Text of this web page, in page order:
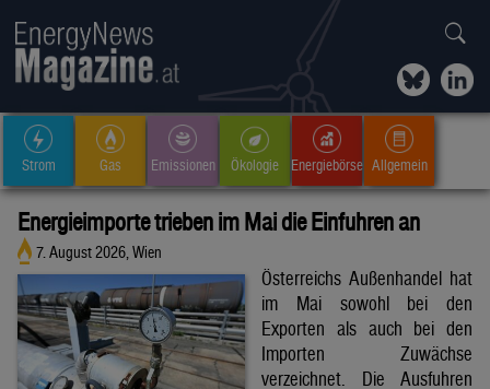
Strom Gas Emissionen Ökologie Energiebörse Allgemein
Energieimporte trieben im Mai die Einfuhren an
7. August 2026, Wien
Österreichs Außenhandel hat
im Mai sowohl bei den
Exporten als auch bei den
Importen Zuwächse
verzeichnet. Die Ausfuhren